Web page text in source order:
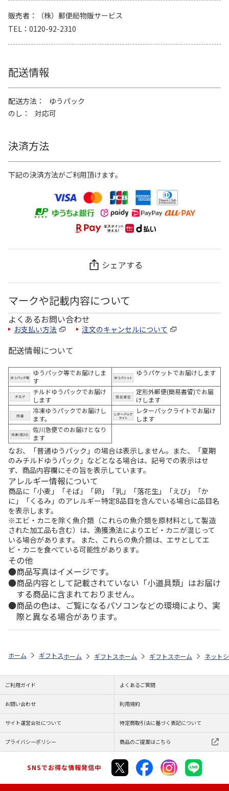
販売者
（株）郵便局物販サービス
TEL
0120-92-2310
配送情報
配送方法
ゆうパック
のし
対応可
決済方法
下記の決済方法がご利用頂けます。
シェアする
マークや記載内容について
よくあるお問い合わせ
お支払い方法 注文のキャンセルについて
配送情報について
ゆうパック等でお届けしま
す
ゆうパケットでお届けします
チルドゆうパックでお届け
します
定形外郵便(簡易書留)でお届
けします
冷凍ゆうパックでお届けし
ます。
レターパックライトでお届け
します
佐川急便でのお届けとなり
ます
なお、「普通ゆうパック」の場合は表示しません。また、「夏期
のみチルドゆうパック」などとなる場合は、記号での表示はせ
ず、商品内容欄にその旨を表示しています。
アレルギー情報について
商品に「小麦」「そば」「卵」「乳」「落花生」「えび」「か
に」「くるみ」のアレルギー特定8品目を含んでいる場合に品目名
を表示します。
※エビ・カニを除く魚介類（これらの魚介類を原材料として製造
された加工品も含む）は、漁獲漁法によりエビ・カニが混じって
いる場合があります。 また、これらの魚介類は、エサとしてエ
ビ・カニを食べている可能性があります。
その他
商品写真はイメージです。
商品内容として記載されていない「小道具類」はお届け
する商品に含まれておりません。
商品の色は、ご覧になるパソコンなどの環境により、実
際と異なる場合があります。
ホーム ギフトストア お中元・夏ギフト特集 2026 おすすめ ご当地
ホーム ギフトストア お中元・夏ギフト特集 2026
ホーム ギフトストア お中元・
ホーム ネット
ご利用ガイド よくあるご質問
お問い合わせ 利用規約
サイト運営会社について 特定商取引法に基づく表記について
プライバシーポリシー 商品のご提案はこちら
SNSでお得な情報発信中